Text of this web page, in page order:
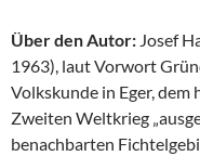
Über den Autor: Josef
1963), laut Vorwort
Volkskunde in Eger, dem
Zweiten Weltkrieg
benachbarten